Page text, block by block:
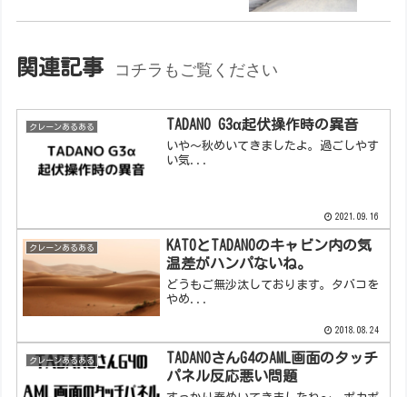
関連記事 コチラもご覧ください
クレーンあるある TADANO G3α起伏操作時の異音
いや～秋めいてきましたよ。過ごしやす
い気...
2021.09.16
クレーンあるある
KATOとTADANOのキャビン内の気
温差がハンパないね。
どうもご無沙汰しております。タバコを
やめ...
2018.08.24
クレーンあるある
TADANOさんG4のAML画面のタッチ
パネル反応悪い問題